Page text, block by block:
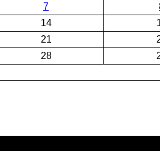
7
14
21
28